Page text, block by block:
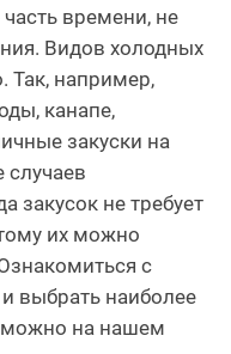
времени, не
Видов холодных
Так, например,
канапе,
закуски на
закусок не требует
их можно
с
выбрать наиболее
можно на нашем